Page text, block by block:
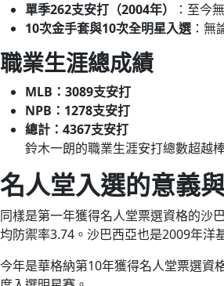
單季262支安打（2004年）
：至今
10次金手套與10次全明星入選 ：
職業生涯總成績
MLB：3089支安打
NPB：1278支安打
總計：4367支安打
鈴木一朗的職業生涯安打總數超越
名人堂入選的意義
同樣是第一年獲得名人堂票選資格的沙
均防禦率3.74。沙巴西亞也是2009年洋
今年是華格納第10年獲得名人堂票選資